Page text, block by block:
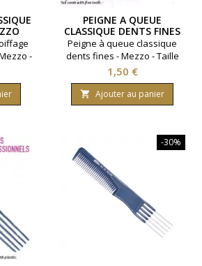
-
PEIGNE A QUEUE
CLASSIQUE DENTS FINES
20.5CM
Peigne à queue classique
dents fines - Mezzo - Taille
205 mm.
Prix
1,50 €
 Ajouter au panier
-30%